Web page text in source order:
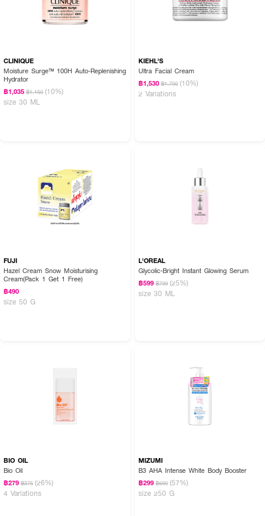
CLINIQUE
Moisture Surge™ 100H Auto-Replenishing
Hydrator
฿1,035 ฿1,150 (10%)
size 30 ML
KIEHL'S
Ultra Facial Cream
฿1,530 ฿1,700 (10%)
2 Variations
FUJI
Hazel Cream Snow Moisturising
Cream(Pack 1 Get 1 Free)
฿490
size 50 G
L'OREAL
Glycolic-Bright Instant Glowing Serum
฿599 ฿799 (25%)
size 30 ML
BIO OIL
Bio Oil
฿279 ฿375 (26%)
4 Variations
MIZUMI
B3 AHA Intense White Body Booster
฿299 ฿690 (57%)
size 250 G